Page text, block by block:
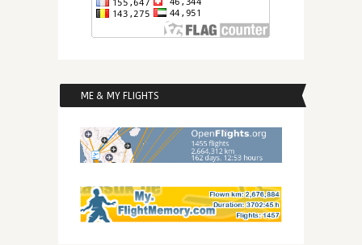
ME & MY FLIGHTS